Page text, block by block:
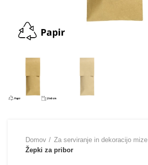
Domov
Za serviranje in dekoracijo mize
Žepki za pribor